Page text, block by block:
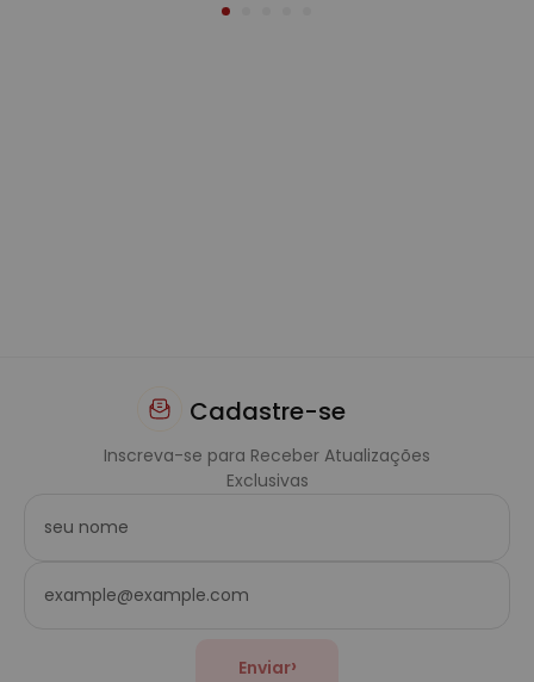
Cadastre-se
Inscreva-se para Receber Atualizações
Exclusivas
Enviar›